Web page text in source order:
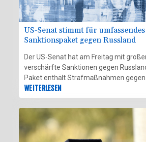
US-Senat stimmt für umfassendes
Sanktionspaket gegen Russland
Der US-Senat hat am Freitag mit
verschärfte Sanktionen gegen
Paket enthält Strafmaßnahmen
Wladimir Putin sowie eine Reihe
Oligarchen und Banken. Außerdem
Washington erstmals die sogenannte
ins Visier genommen, mit deren
bereits bestehende internationale
WEITERLESEN